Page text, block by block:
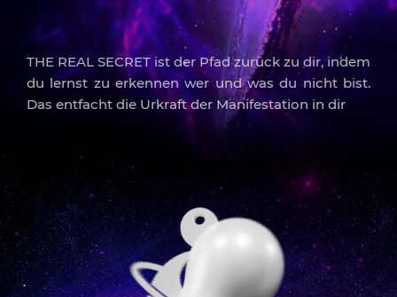
THE REAL SECRET ist der Pfad zurück zu dir, indem
du lernst zu erkennen wer und was du nicht bist.
Das entfacht die Urkraft der Manifestation in dir